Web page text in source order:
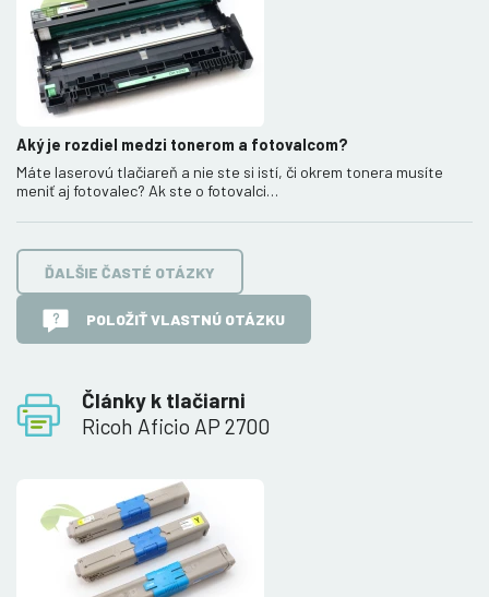
Články k tlačiarni
Ricoh Aficio AP 2700
Aký je rozdiel medzi tonerom a fotovalcom?
Máte laserovú tlačiareň a nie ste si istí, či okrem tonera musíte
meniť aj fotovalec? Ak ste o fotovalci…
ĎALŠIE ČASTÉ OTÁZKY
POLOŽIŤ VLASTNÚ OTÁZKU